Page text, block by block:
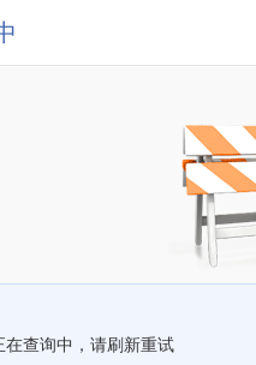
在查询中，请刷新重试